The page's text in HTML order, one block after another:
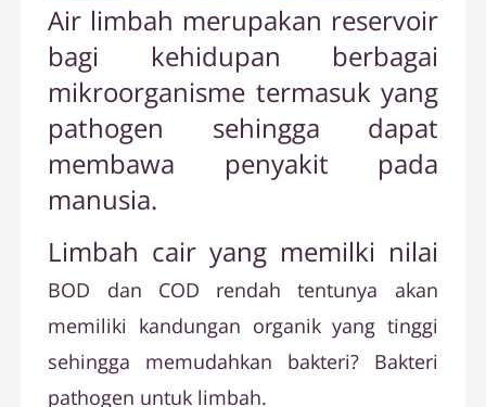
Air limbah merupakan reservoir
bagi kehidupan berbagai
mikroorganisme termasuk yang
pathogen sehingga dapat
membawa penyakit pada
manusia.
Limbah cair yang memilki nilai
BOD dan COD rendah tentunya akan
memiliki kandungan organik yang tinggi
sehingga memudahkan bakteri? Bakteri
pathogen untuk limbah.